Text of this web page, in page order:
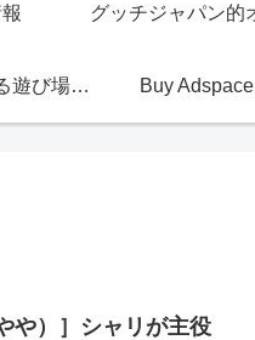
子どもと行ける遊び場・お店 Buy Adspace
や）］シャリが主役